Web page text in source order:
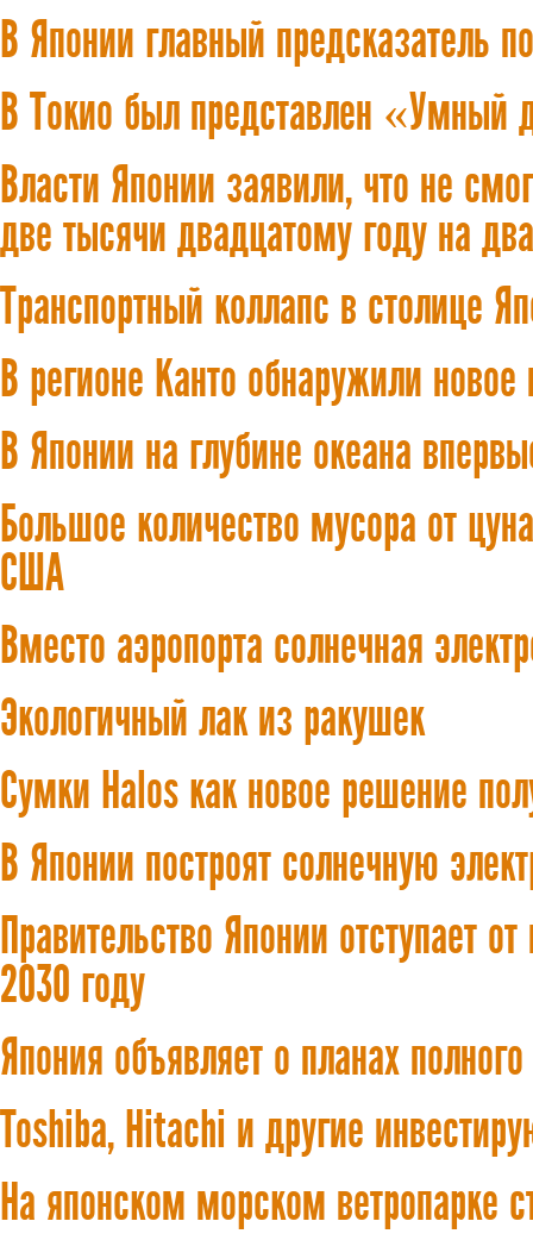
В Японии главный предсказатель
В Токио был представлен «Умный
Власти Японии заявили, что не
две тысячи двадцатому году на
Транспортный коллапс в столице
В регионе Канто обнаружили
В Японии на глубине океана
Большое количество мусора от
США
Вместо аэропорта солнечная
Экологичный лак из ракушек
Сумки Halos как новое решение
В Японии построят солнечную
Правительство Японии отступает
2030 году
Япония объявляет о планах
Toshiba, Hitachi и другие
На японском морском ветропарке